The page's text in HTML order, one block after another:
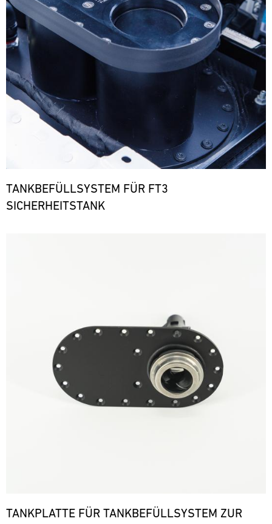
TANKBEFÜLLSYSTEM FÜR FT3
SICHERHEITSTANK
TANKPLATTE FÜR TANKBEFÜLLSYSTEM ZUR